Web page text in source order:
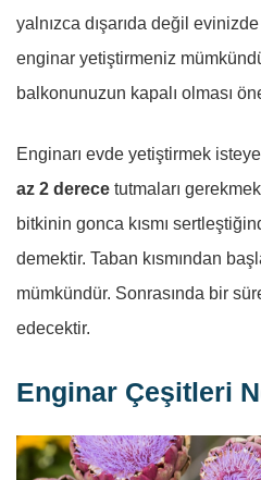
yalnızca dışarıda değil
enginar yetiştirmeniz
balkonunuzun kapalı olması
Enginarı evde yetiştirmek
az 2 derece tutmaları
bitkinin gonca kısmı
demektir. Taban kısmından
mümkündür. Sonrasında bir
edecektir.
Enginar Çeşitleri